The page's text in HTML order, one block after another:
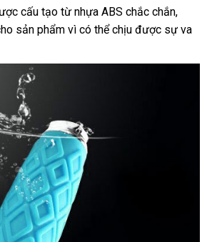
kê
cấu tạo từ nhựa ABS chắc chắnNhật
Bản
,
sản phẩm vì xuất
có thể chịu giá
được sự va